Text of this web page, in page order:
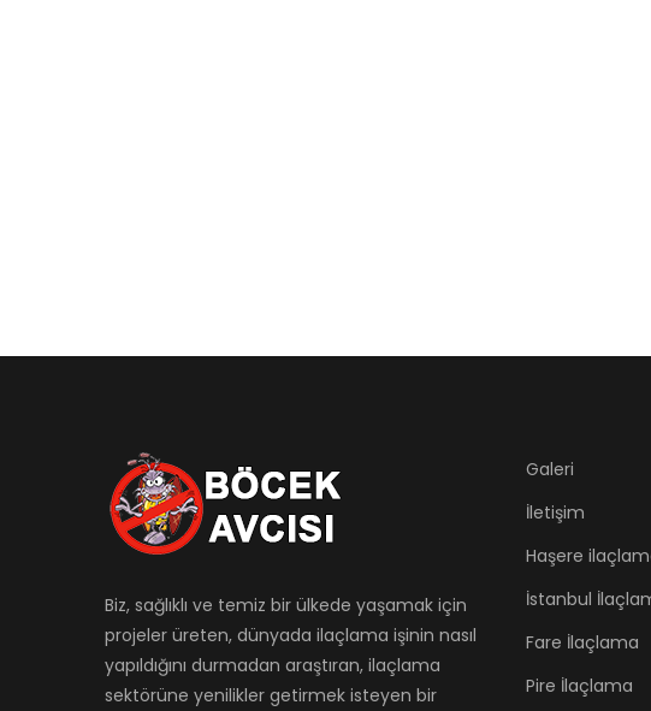
Biz, sağlıklı ve temiz bir ülkede yaşamak için
projeler üreten, dünyada ilaçlama işinin nasıl
yapıldığını durmadan araştıran, ilaçlama
sektörüne yenilikler getirmek isteyen bir
Galeri
İletişim
Haşere
İstanbul
Fare İlaçlama
Pire İlaçlama